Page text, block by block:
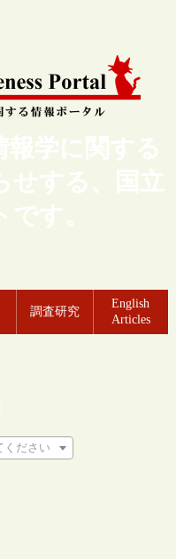
報学に関する
せする、国立
す。
調査研究
English
Articles
ください